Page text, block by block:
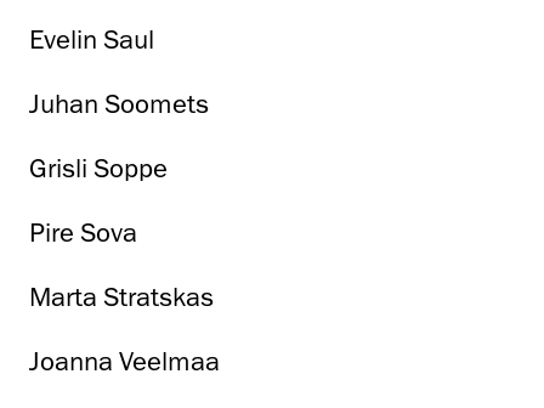
Evelin Saul
Juhan Soomets
Grisli Soppe
Pire Sova
Marta Stratskas
Joanna Veelmaa